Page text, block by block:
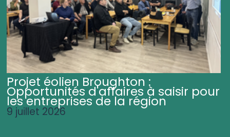
Projet éolien Broughton :
Opportunités d'affaires à saisir pour
les entreprises de la région
9 juillet 2026